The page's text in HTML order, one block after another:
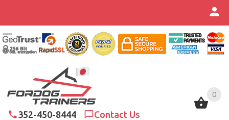
0
352-450-8444 Contact Us
0